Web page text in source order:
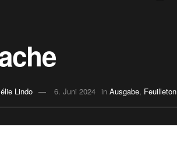
Lindo 6. Juni 2024 in Ausgabe, Feuilleton